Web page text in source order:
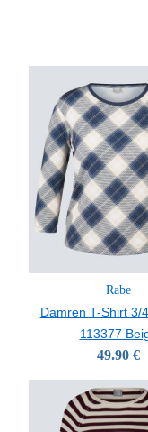
Rabe
Damren T-Shirt 3/
113377
49.90 €